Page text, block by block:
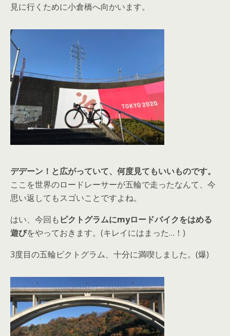
見に行くために小倉橋へ向かいます。
デデーン！と広がっていて、何度見てもいいものです。
ここを世界のロードレーサーが五輪で走ったなんて、今
思い返してもスゴいことですよね。
はい、今回も ピクトグラムにmyロードバイクをはめる
遊びをやっておきます。(キレイにはまった…！)
3度目の五輪ピクトグラム、十分に満喫しました。(爆)